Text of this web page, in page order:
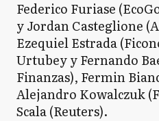
Federico Furiase
y Jordan Casteglione
Ezequiel Estrada
Urtubey y Fernando
Finanzas), Fermin
Alejandro Kowalczuk
Scala (Reuters).